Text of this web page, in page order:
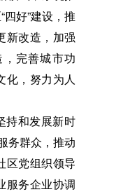
好”建设，推
新改造，加强
完善城市功
化，努力为人
持和发展新时
务群众，推动
区党组织领导
服务企业协调